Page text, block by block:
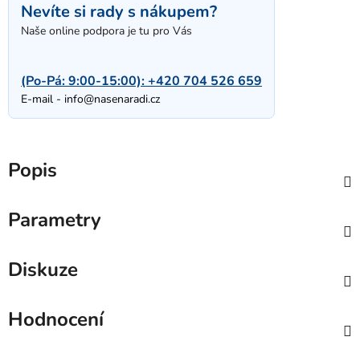
Nevíte si rady s nákupem?
Naše online podpora je tu pro Vás
(Po-Pá: 9:00-15:00):+420 704 526 659
E-mail - info@nasenaradi.cz
Popis
Parametry
Diskuze
Hodnocení